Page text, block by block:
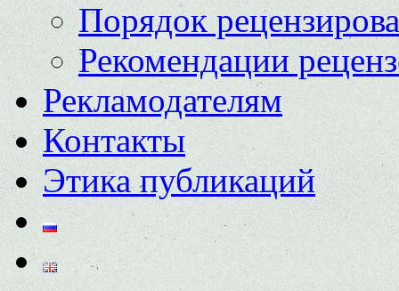
Порядок
Рекомендации
Рекламодателям
Контакты
Этика публикаций